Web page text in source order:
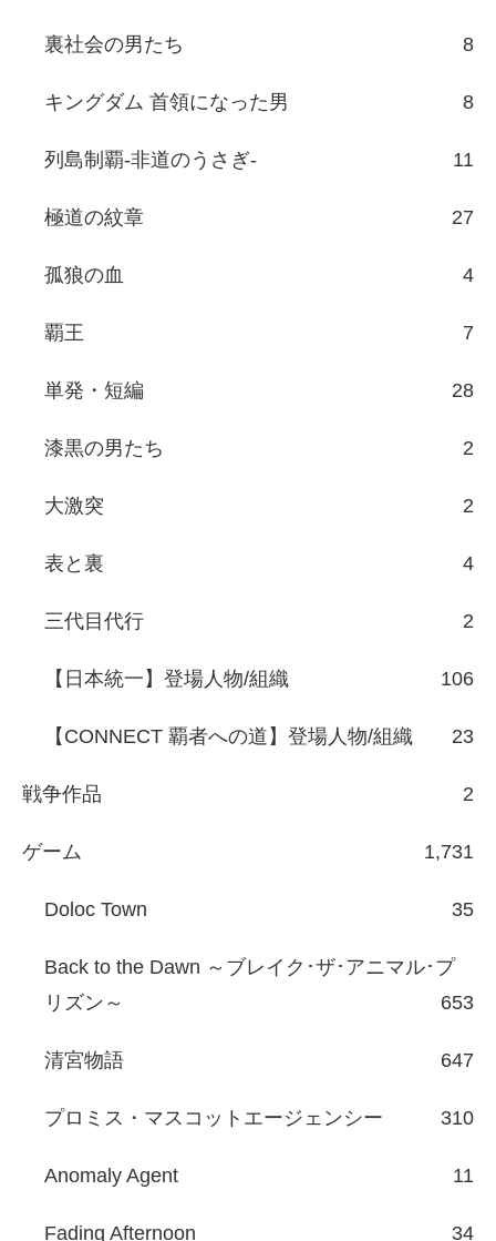
裏社会の男たち 8
キングダム 首領になった男 8
列島制覇-非道のうさぎ- 11
極道の紋章 27
孤狼の血 4
覇王 7
単発・短編 28
漆黒の男たち 2
大激突 2
表と裏 4
三代目代行 2
【日本統一】登場人物/組織 106
【CONNECT 覇者への道】登場人物/組織 23
戦争作品 2
ゲーム 1,731
Doloc Town 35
Back to the Dawn ～ブレイク･ザ･アニマル･プ
リズン～
653
清宮物語 647
プロミス・マスコットエージェンシー 310
Anomaly Agent 11
Fading Afternoon 34